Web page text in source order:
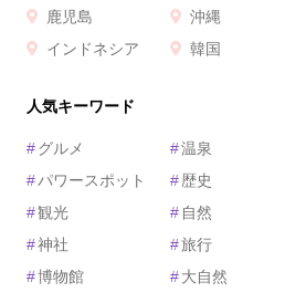
鹿児島
沖縄
インドネシア
韓国
人気キーワード
#グルメ #温泉
#パワースポット #歴史
#観光 # 自然
#神社 #旅行
#博物館 #大自然